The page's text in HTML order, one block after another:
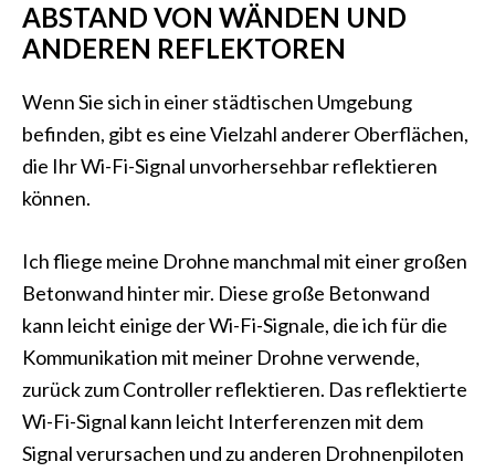
ABSTAND VON WÄNDEN UND
ANDEREN REFLEKTOREN
Wenn Sie sich in einer städtischen Umgebung
befinden, gibt es eine Vielzahl anderer Oberflächen,
die Ihr Wi-Fi-Signal unvorhersehbar reflektieren
können.
Ich fliege meine Drohne manchmal mit einer großen
Betonwand hinter mir. Diese große Betonwand
kann leicht einige der Wi-Fi-Signale, die ich für die
Kommunikation mit meiner Drohne verwende,
zurück zum Controller reflektieren. Das reflektierte
Wi-Fi-Signal kann leicht Interferenzen mit dem
Signal verursachen und zu anderen Drohnenpiloten